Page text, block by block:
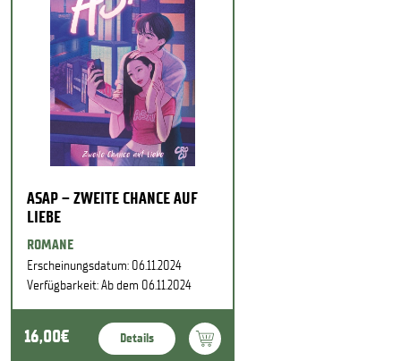
ASAP – ZWEITE CHANCE AUF
LIEBE
ROMANE
Erscheinungsdatum: 06.11.2024
Verfügbarkeit: Ab dem 06.11.2024
16,00€ Details